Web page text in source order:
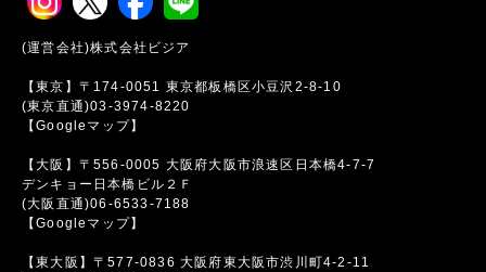
(運営会社)株式会社ビジア
【東京】〒174-0051 東京都板橋区小豆沢2-8-10
(東京直通)03-3974-8220
【Googleマップ】
【大阪】〒556-0005 大阪府大阪市浪速区日本橋4-7-7
デンキョー日本橋ビル２Ｆ
(大阪直通)06-6533-7188
【Googleマップ】
【東大阪】〒577-0836 大阪府東大阪市渋川町4-2-11